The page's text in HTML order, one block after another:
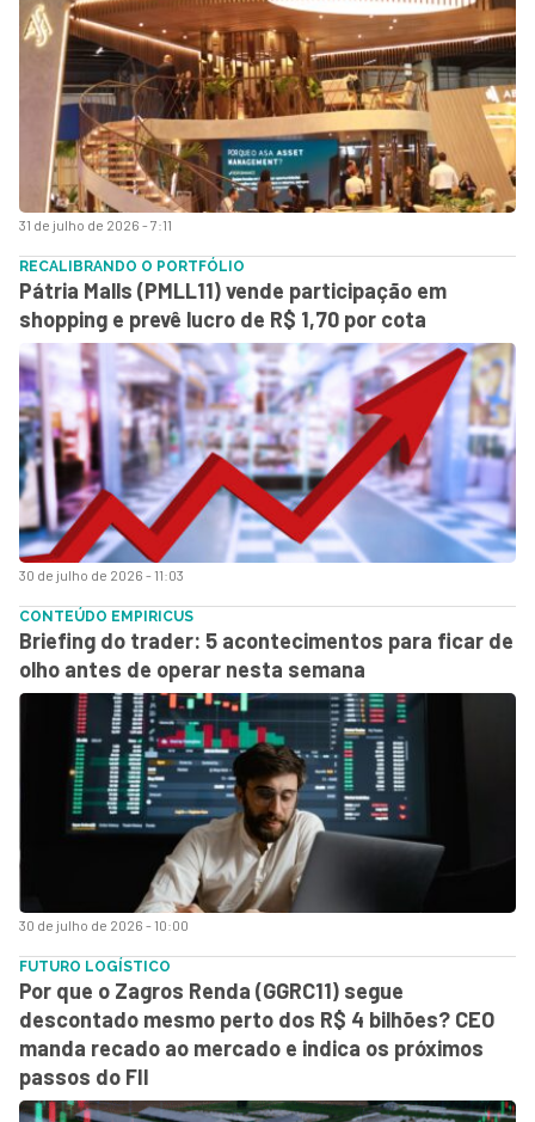
31 de julho de 2026 - 7:11
30 de julho de 2026 - 11:03
RECALIBRANDO O PORTFÓLIO
Pátria Malls (PMLL11) vende participação em
shopping e prevê lucro de R$ 1,70 por cota
30 de julho de 2026 - 10:00
CONTEÚDO EMPIRICUS
Briefing do trader: 5 acontecimentos para ficar de
olho antes de operar nesta semana
FUTURO LOGÍSTICO
Por que o Zagros Renda (GGRC11) segue
descontado mesmo perto dos R$ 4 bilhões? CEO
manda recado ao mercado e indica os próximos
passos do FII